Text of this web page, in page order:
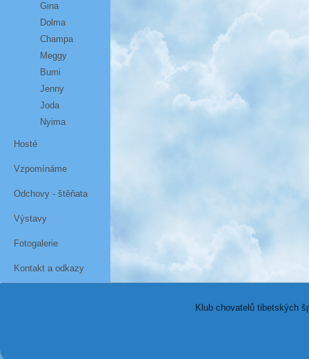
Gina
Dolma
Champa
Meggy
Bumi
Jenny
Joda
Nyima
Hosté
Vzpomínáme
Odchovy - štěňata
Výstavy
Fotogalerie
Kontakt a odkazy
Klub chovatelů tibetských